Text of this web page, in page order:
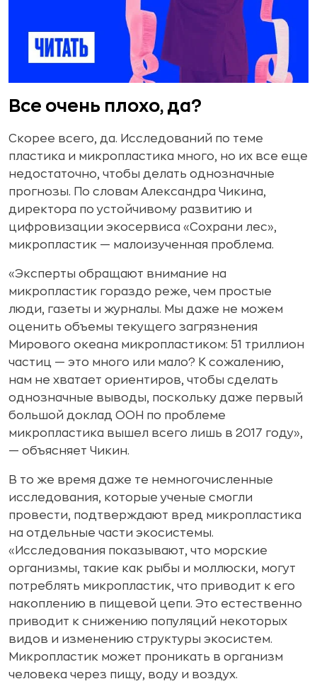
Все очень плохо, да?
Скорее всего, да. Исследований по теме
пластика и микропластика много, но их все еще
недостаточно, чтобы делать однозначные
прогнозы. По словам Александра Чикина,
директора по устойчивому развитию и
цифровизации экосервиса «Сохрани лес»,
микропластик — малоизученная проблема.
«Эксперты обращают внимание на
микропластик гораздо реже, чем простые
люди, газеты и журналы. Мы даже не можем
оценить объемы текущего загрязнения
Мирового океана микропластиком: 51 триллион
частиц — это много или мало? К сожалению,
нам не хватает ориентиров, чтобы сделать
однозначные выводы, поскольку даже первый
большой доклад ООН по проблеме
микропластика вышел всего лишь в 2017 году»,
— объясняет Чикин.
В то же время даже те немногочисленные
исследования, которые ученые смогли
провести, подтверждают вред микропластика
на отдельные части экосистемы.
«Исследования показывают, что морские
организмы, такие как рыбы и моллюски, могут
потреблять микропластик, что приводит к его
накоплению в пищевой цепи. Это естественно
приводит к снижению популяций некоторых
видов и изменению структуры экосистем.
Микропластик может проникать в организм
человека через пищу, воду и воздух.